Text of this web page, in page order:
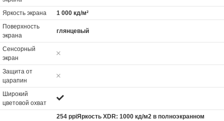
Яркость экрана
1 000 кд/м²
Поверхность
экрана
глянцевый
Сенсорный
экран
Защита от
царапин
Широкий
цветовой охват
254 ppiЯркость XDR: 1000 кд/м2 в полноэкранном